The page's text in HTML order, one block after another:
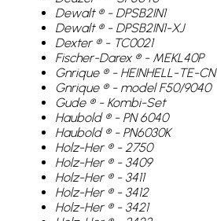
Dewalt ® - DPSB2IN1
Dewalt ® - DPSB2IN1-XJ
Dexter ® - TC0021
Fischer-Darex ® - MEKL40P
Gnrique ® - HEINHELL-TE-
Gnrique ® - model F50/9040
Gude ® - Kombi-Set
Haubold ® - PN 6040
Haubold ® - PN6030K
Holz-Her ® - 2750
Holz-Her ® - 3409
Holz-Her ® - 3411
Holz-Her ® - 3412
Holz-Her ® - 3421